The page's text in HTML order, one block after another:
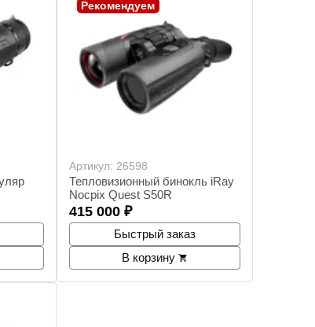
Рекомендуем
Артикул: 26598
Тепловизионный бинокль iRay
Nocpix Quest S50R
415 000 ₽
Быстрый заказ
В корзину